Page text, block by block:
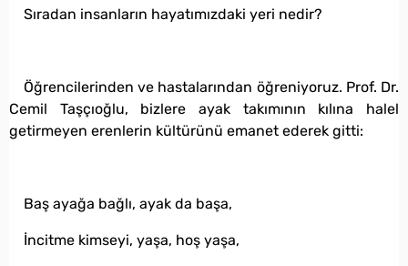
Sıradan insanların hayatımızdaki yeri nedir?
Öğrencilerinden ve hastalarından öğreniyoruz. Prof. Dr.
Cemil Taşçıoğlu, bizlere ayak takımının kılına halel
getirmeyen erenlerin kültürünü emanet ederek gitti:
Baş ayağa bağlı, ayak da başa,
İncitme kimseyi, yaşa, hoş yaşa,